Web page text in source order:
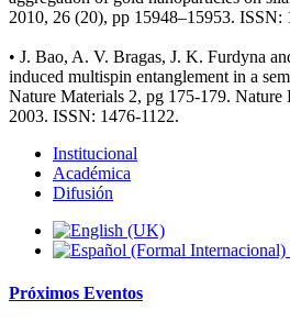
2010, 26 (20), pp 15948–15953. ISSN:
• J. Bao, A. V. Bragas, J. K. Furdyna
induced multispin entanglement in a
Nature Materials 2, pg 175-179.
2003. ISSN: 1476-1122.
Institucional
Académica
Difusión
Próximos Eventos